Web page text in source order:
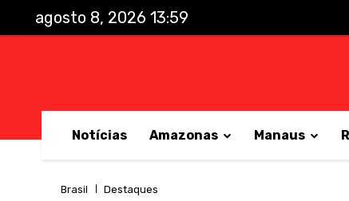
agosto 8, 2026 13:59
Notícias Amazonas Manaus
Brasil Destaques